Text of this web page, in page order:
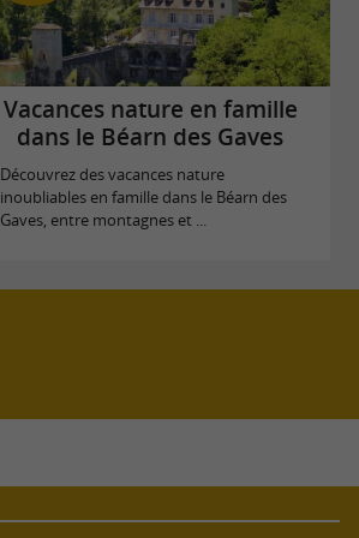
Vacances nature en famille
dans le Béarn des Gaves
Découvrez des vacances nature
inoubliables en famille dans le Béarn des
Gaves, entre montagnes et ...